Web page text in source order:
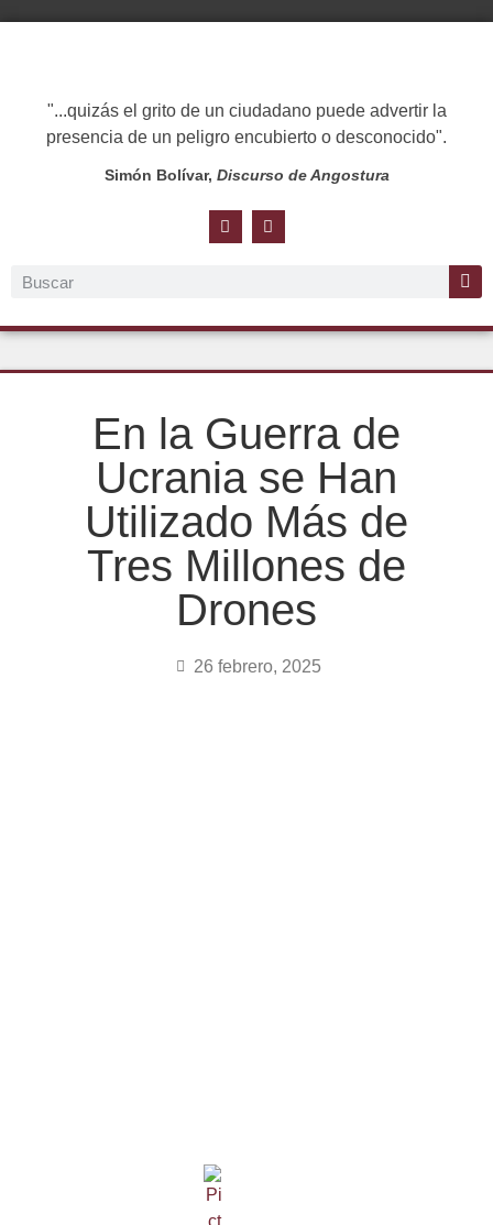
"...quizás el grito de un ciudadano puede advertir la
presencia de un peligro encubierto o desconocido".
Simón Bolívar, Discurso de Angostura
En la Guerra de
Ucrania se Han
Utilizado Más de
Tres Millones de
Drones
26 febrero, 2025